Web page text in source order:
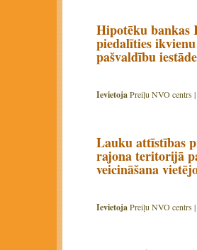
Hipotēku
piedalīties
pašvaldību
IevietojaPreiļu NVO centrs |
Lauku attīstības
rajona teritorijā
veicināšana
IevietojaPreiļu NVO centrs |